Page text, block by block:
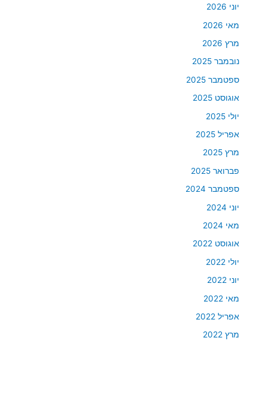
יוני 2026
מאי 2026
מרץ 2026
נובמבר 2025
ספטמבר 2025
אוגוסט 2025
יולי 2025
אפריל 2025
מרץ 2025
פברואר 2025
ספטמבר 2024
יוני 2024
מאי 2024
אוגוסט 2022
יולי 2022
יוני 2022
מאי 2022
אפריל 2022
מרץ 2022